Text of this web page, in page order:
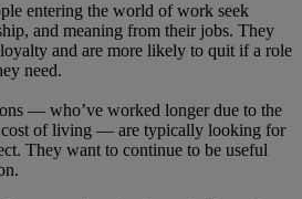
entering the world of work seek
and meaning from their jobs. They
and are more likely to quit if a role
need.
— who’ve worked longer due to the
cost of living — are typically looking for
They want to continue to be useful